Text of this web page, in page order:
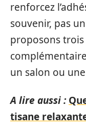
renforcez
souvenir, pas
proposons
un salon ou
A lire aussi :
tisane